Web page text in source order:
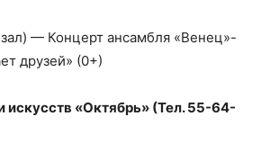
— Концерт ансамбля «Венец»-
друзей» (0+)
искусств «Октябрь» (Тел. 55-64-